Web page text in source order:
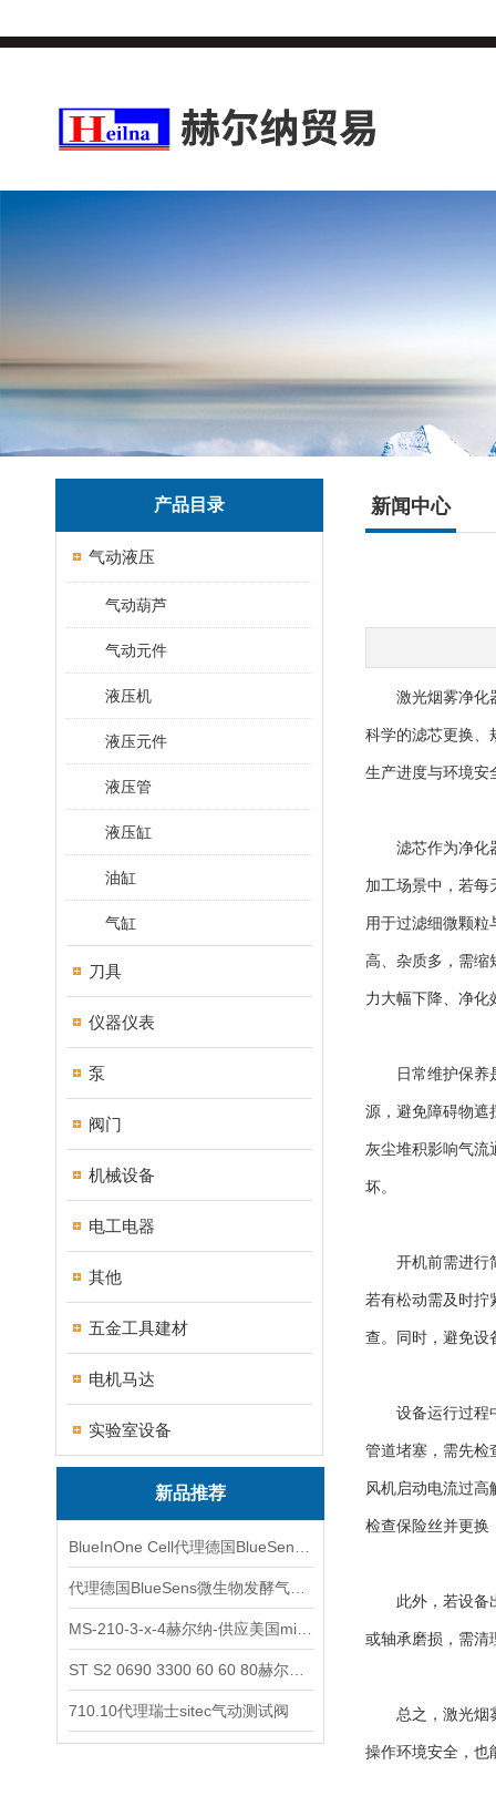
产品目录
气动液压
气动葫芦
气动元件
液压机
液压元件
液压管
液压缸
油缸
气缸
刀具
仪器仪表
泵
阀门
机械设备
电工电器
其他
五金工具建材
电机马达
实验室设备
新品推荐
710.10代理瑞士sitec气动测试阀
新闻中心
激光烟雾净化器
科学的滤芯更换、
生产进度与环境安
滤芯作为净化器
加工场景中，若每
用于过滤细微颗粒
高、杂质多，需缩
力大幅下降、净化
日常维护保养是
源，避免障碍物遮
灰尘堆积影响气流
坏。
开机前需进行简
若有松动需及时拧
查。同时，避免设
设备运行过程中
管道堵塞，需先检
风机启动电流过高
检查保险丝并更换
此外，若设备出
或轴承磨损，需清
总之，激光烟雾
操作环境安全，也